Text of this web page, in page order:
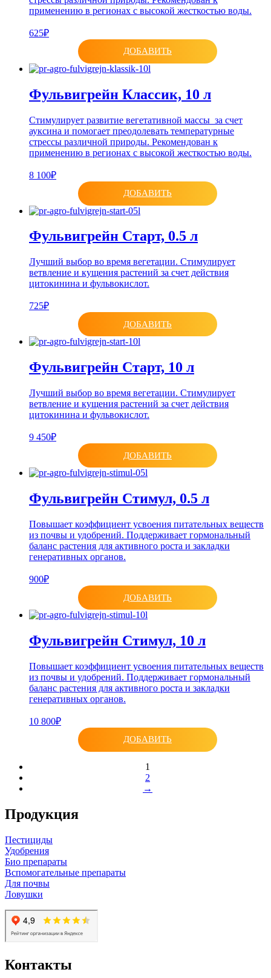
применению в регионах с высокой жесткостью воды.
625₽
ДОБАВИТЬ
Фульвигрейн Классик, 10 л
Стимулирует развитие вегетативной массы за счет
ауксина и помогает преодолевать температурные
стрессы различной природы. Рекомендован к
применению в регионах с высокой жесткостью воды.
8 100₽
ДОБАВИТЬ
Фульвигрейн Старт, 0.5 л
Лучший выбор во время вегетации. Стимулирует
ветвление и кущения растений за счет действия
цитокинина и фульвокислот.
725₽
ДОБАВИТЬ
Фульвигрейн Старт, 10 л
Лучший выбор во время вегетации. Стимулирует
ветвление и кущения растений за счет действия
цитокинина и фульвокислот.
9 450₽
ДОБАВИТЬ
Фульвигрейн Стимул, 0.5 л
Повышает коэффициент усвоения питательных веществ
из почвы и удобрений. Поддерживает гормональный
баланс растения для активного роста и закладки
генеративных органов.
900₽
ДОБАВИТЬ
Фульвигрейн Стимул, 10 л
Повышает коэффициент усвоения питательных веществ
из почвы и удобрений. Поддерживает гормональный
баланс растения для активного роста и закладки
генеративных органов.
10 800₽
ДОБАВИТЬ
1
2
→
Продукция
Пестициды
Удобрения
Био препараты
Вспомогательные препараты
Для почвы
Ловушки
Контакты